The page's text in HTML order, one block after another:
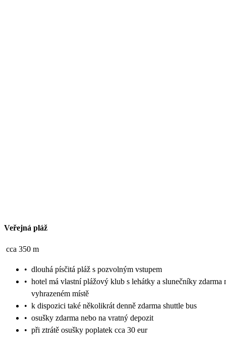
Veřejná pláž
cca 350 m
• dlouhá písčitá pláž s pozvolným vstupem
• hotel má vlastní plážový klub s lehátky a slunečníky zdarma
vyhrazeném místě
• k dispozici také několikrát denně zdarma shuttle bus
• osušky zdarma nebo na vratný depozit
• při ztrátě osušky poplatek cca 30 eur